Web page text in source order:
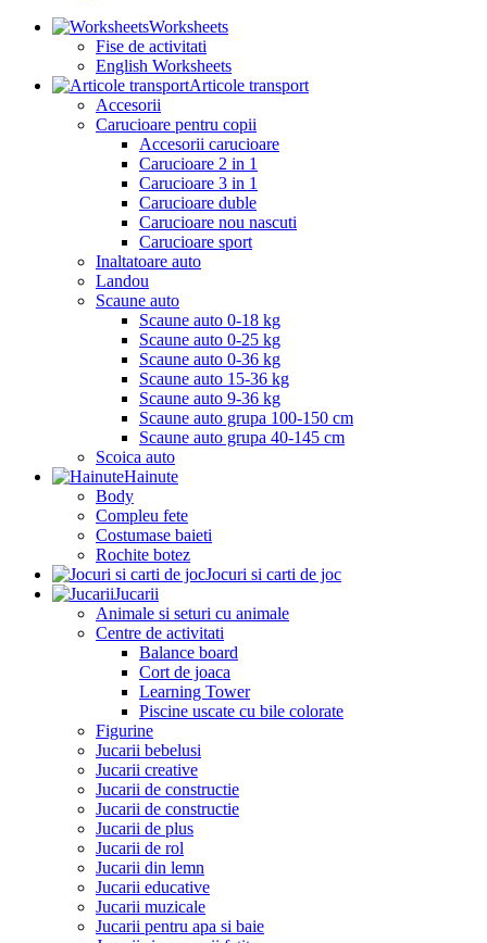
Worksheets
Fise de activitati
English Worksheets
Articole transport
Accesorii
Carucioare pentru copii
Accesorii carucioare
Carucioare 2 in 1
Carucioare 3 in 1
Carucioare duble
Carucioare nou nascuti
Carucioare sport
Inaltatoare auto
Landou
Scaune auto
Scaune auto 0-18 kg
Scaune auto 0-25 kg
Scaune auto 0-36 kg
Scaune auto 15-36 kg
Scaune auto 9-36 kg
Scaune auto grupa 100-150 cm
Scaune auto grupa 40-145 cm
Scoica auto
Hainute
Body
Compleu fete
Costumase baieti
Rochite botez
Jocuri si carti de joc
Jucarii
Animale si seturi cu animale
Centre de activitati
Balance board
Cort de joaca
Learning Tower
Piscine uscate cu bile colorate
Figurine
Jucarii bebelusi
Jucarii creative
Jucarii de constructie
Jucarii de constructie
Jucarii de plus
Jucarii de rol
Jucarii din lemn
Jucarii educative
Jucarii muzicale
Jucarii pentru apa si baie